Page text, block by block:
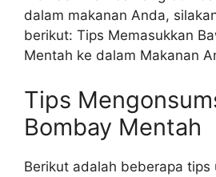
dalam makanan Anda,
berikut: Tips Memasukkan
Mentah ke dalam Makanan
Tips
Bombay Mentah
Berikut adalah beberapa tips